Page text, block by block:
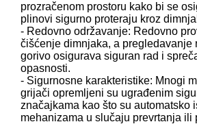
prozračenom prostoru kako bi se
plinovi sigurno proteraju kroz
- Redovno održavanje: Redovno
čišćenje dimnjaka, a pregledavanje
gorivo osigurava siguran rad i
opasnosti.
- Sigurnosne karakteristike: Mnogi
grijači opremljeni su ugrađenim
značajkama kao što su automatsko
mehanizama u slučaju prevrtanja ili